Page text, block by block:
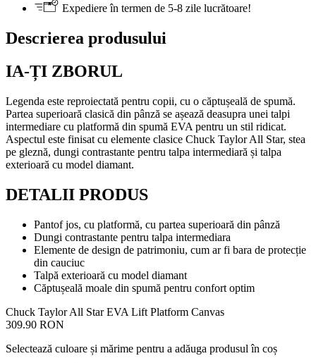
Expediere în termen de 5-8 zile lucrătoare!
Descrierea produsului
IA-ȚI ZBORUL
Legenda este reproiectată pentru copii, cu o căptușeală de spumă.
Partea superioară clasică din pânză se așează deasupra unei talpi
intermediare cu platformă din spumă EVA pentru un stil ridicat.
Aspectul este finisat cu elemente clasice Chuck Taylor All Star, stea
pe gleznă, dungi contrastante pentru talpa intermediară și talpa
exterioară cu model diamant.
DETALII PRODUS
Pantof jos, cu platformă, cu partea superioară din pânză
Dungi contrastante pentru talpa intermediara
Elemente de design de patrimoniu, cum ar fi bara de protecție
din cauciuc
Talpă exterioară cu model diamant
Căptușeală moale din spumă pentru confort optim
Chuck Taylor All Star EVA Lift Platform Canvas
309.90 RON
Selectează culoare și mărime pentru a adăuga produsul în coș